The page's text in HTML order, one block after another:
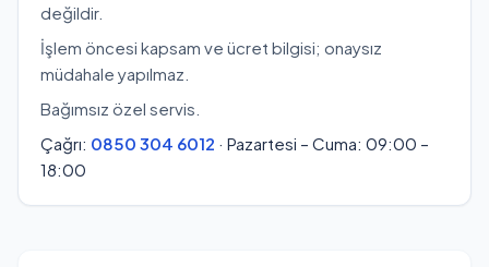
değildir.
İşlem öncesi kapsam ve ücret bilgisi; onaysız
müdahale yapılmaz.
Bağımsız özel servis.
Çağrı: 0850 304 6012 · Pazartesi – Cuma: 09:00 –
18:00